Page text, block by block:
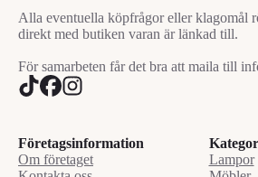
Alla eventuella köpfrågor eller klagomål
direkt med butiken varan är länkad till.
För samarbeten får det bra att maila till
Företagsinformation
Om företaget
Lampor